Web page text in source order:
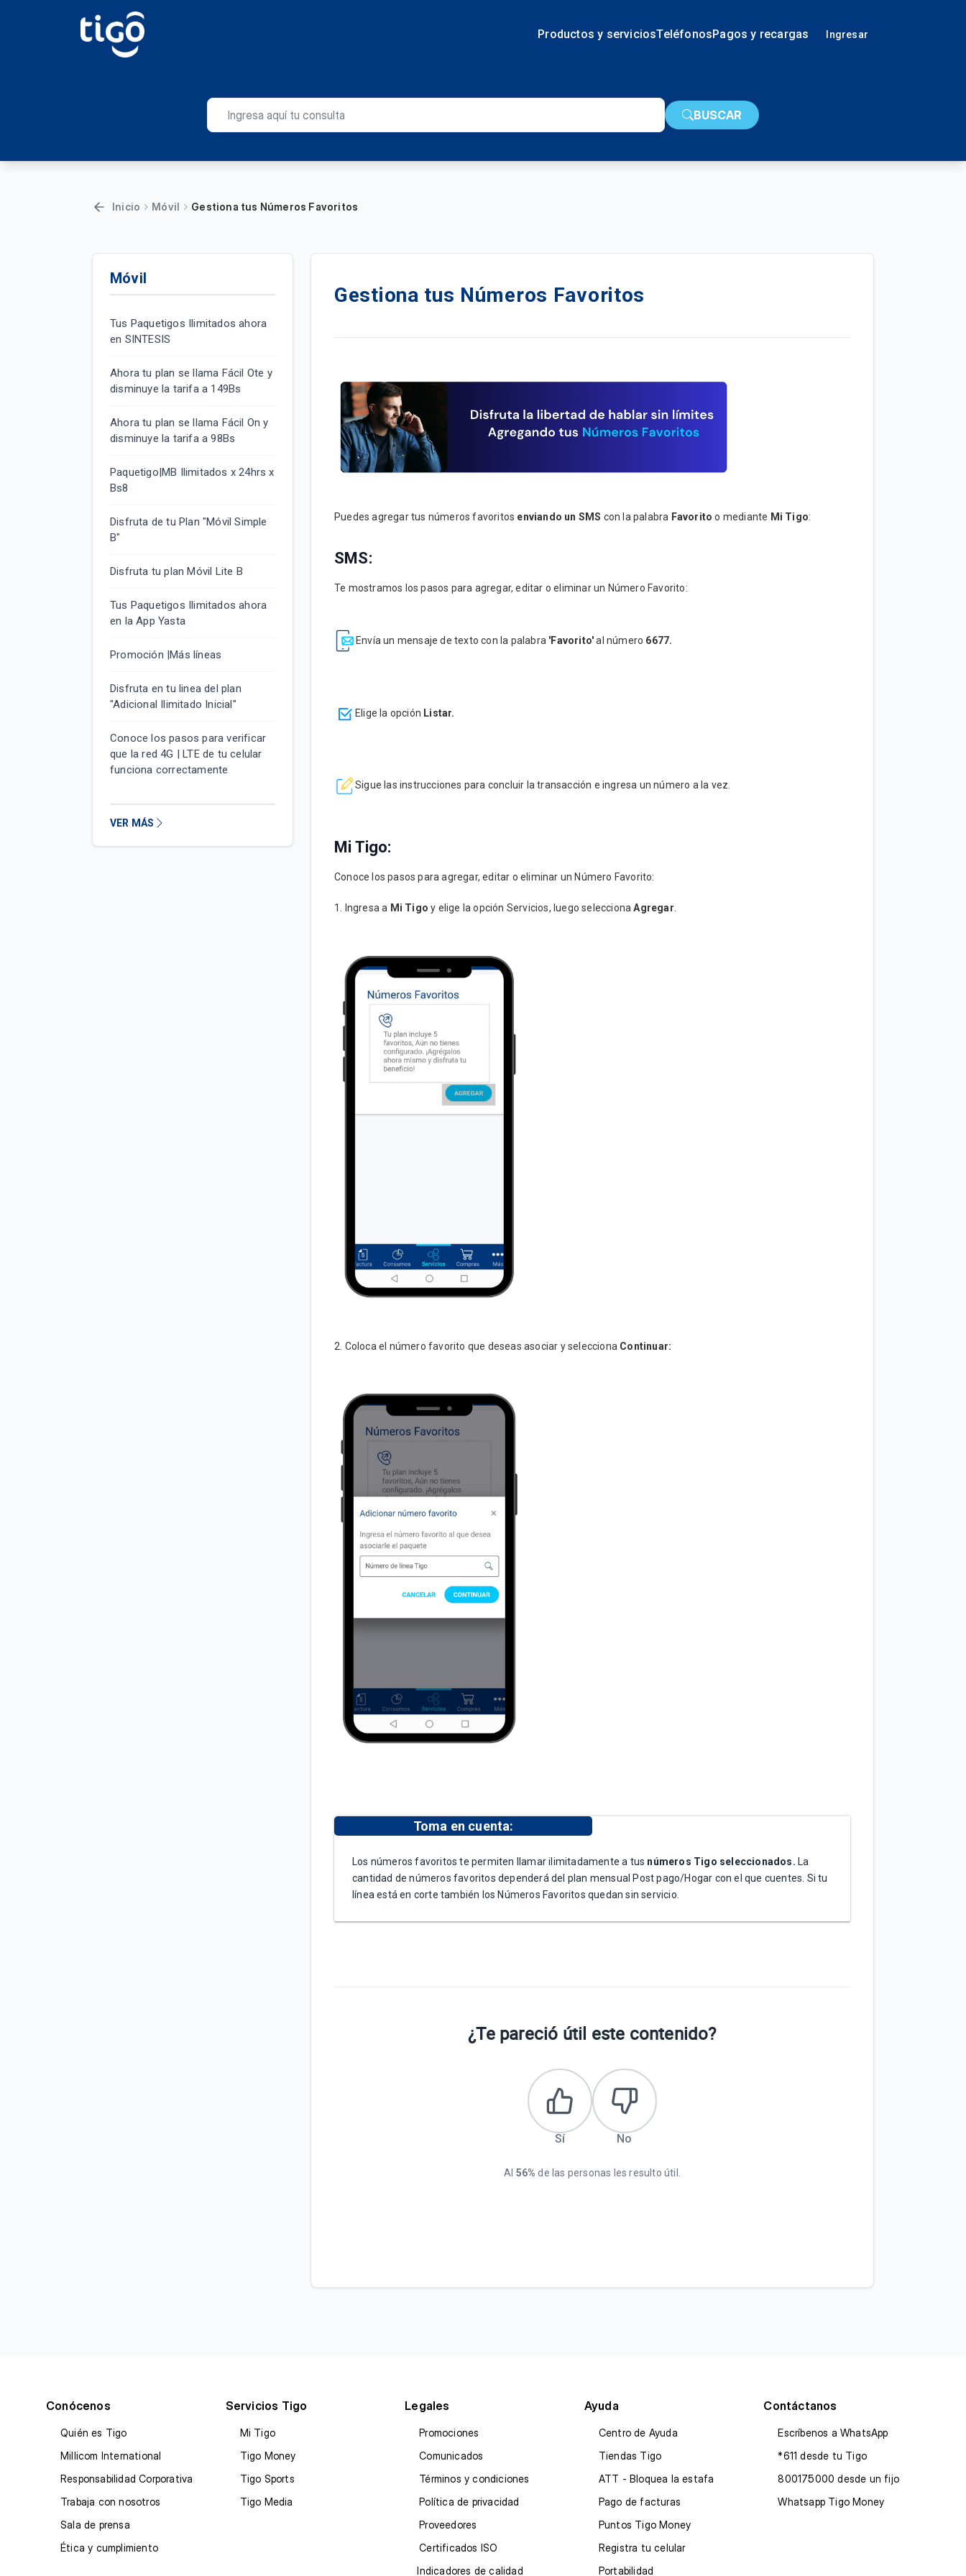
Productos y serviciosTeléfonosPagos y recargas Ingresar
BUSCAR
Inicio Móvil Gestiona tus Números Favoritos
Móvil
Tus Paquetigos Ilimitados ahora
en SINTESIS
Ahora tu plan se llama Fácil Ote y
disminuye la tarifa a 149Bs
Ahora tu plan se llama Fácil On y
disminuye la tarifa a 98Bs
Paquetigo|MB Ilimitados x 24hrs x
Bs8
Disfruta de tu Plan "Móvil Simple
B"
Disfruta tu plan Móvil Lite B
Tus Paquetigos Ilimitados ahora
en la App Yasta
Promoción |Más líneas
Disfruta en tu linea del plan
"Adicional Ilimitado Inicial"
Conoce los pasos para verificar
que la red 4G | LTE de tu celular
funciona correctamente
VER MÁS
Gestiona tus Números Favoritos
Puedes agregar tus números favoritos enviando un SMS con la palabra Favorito o mediante Mi Tigo:
SMS:
Te mostramos los pasos para agregar, editar o eliminar un Número Favorito:
Envía un mensaje de texto con la palabra 'Favorito'al número 6677.
Elige la opción Listar.
Sigue las instrucciones para concluir la transacción e ingresa un número a la vez.
Mi Tigo:
Conoce los pasos para agregar, editar o eliminar un Número Favorito:
1. Ingresa a Mi Tigo y elige la opción Servicios, luego seleccionaAgregar
2. Coloca el número favorito que deseas asociar y selecciona Continuar:
Toma en cuenta:
Los números favoritos te permiten llamar ilimitadamente a tus números Tigo seleccionados.La
cantidad de números favoritos dependerá del plan mensual Post pago/Hogar con el que cuentes. Si tu
línea está en corte también los Números Favoritos quedan sin servicio.
¿Te pareció útil este contenido?
Sí No
Al 56% de las personas les resulto útil.
Conócenos
Quién es Tigo
Millicom International
Responsabilidad Corporativa
Trabaja con nosotros
Sala de prensa
Ética y cumplimiento
Servicios Tigo
Mi Tigo
Tigo Money
Tigo Sports
Tigo Media
Legales
Promociones
Comunicados
Términos y condiciones
Política de privacidad
Proveedores
Certificados ISO
Indicadores de calidad
Ayuda
Centro de Ayuda
Tiendas Tigo
ATT - Bloquea la estafa
Pago de facturas
Puntos Tigo Money
Registra tu celular
Portabilidad
Contáctanos
Escríbenos a WhatsApp
*611 desde tu Tigo
800175000 desde un fijo
Whatsapp Tigo Money